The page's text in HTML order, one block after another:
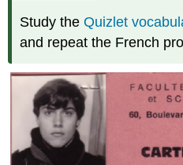
Study theQuizlet
and repeat the French